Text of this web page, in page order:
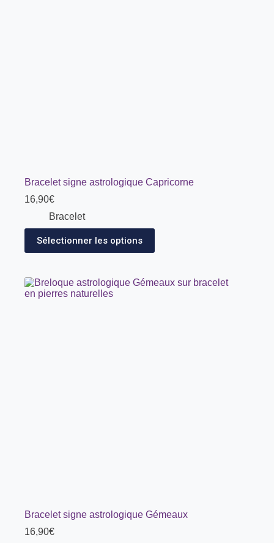
Bracelet signe astrologique Capricorne
16,90€
Bracelet
Sélectionner les options
Bracelet signe astrologique Gémeaux
16,90€